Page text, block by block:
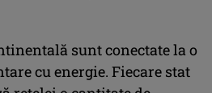
sunt conectate la o
cu energie. Fiecare stat